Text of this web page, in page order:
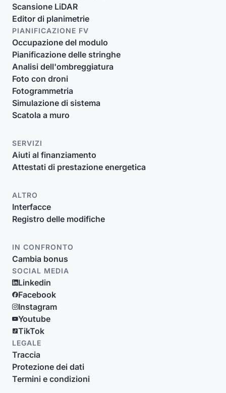
Scansione LiDAR
Editor di planimetrie
PIANIFICAZIONE FV
Occupazione del modulo
Pianificazione delle stringhe
Analisi dell'ombreggiatura
Foto con droni
Fotogrammetria
Simulazione di sistema
Scatola a muro
SERVIZI
Aiuti al finanziamento
Attestati di prestazione energetica
ALTRO
Interfacce
Registro delle modifiche
IN CONFRONTO
Cambia bonus
SOCIAL MEDIA
Linkedin
Facebook
Instagram
Youtube
TikTok
LEGALE
Traccia
Protezione dei dati
Termini e condizioni